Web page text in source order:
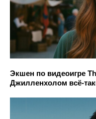
Экшен по видеоигре
Джилленхолом всё-